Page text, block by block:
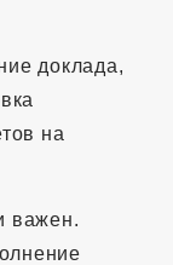
доклада,
на
важен.